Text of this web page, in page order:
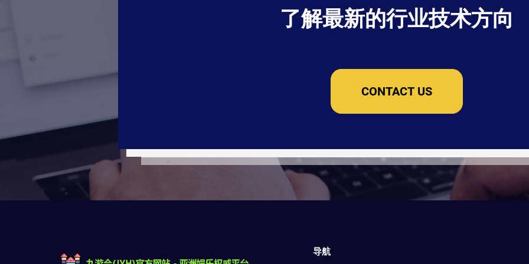
了解最新的行业技术方向
CONTACT US
导航